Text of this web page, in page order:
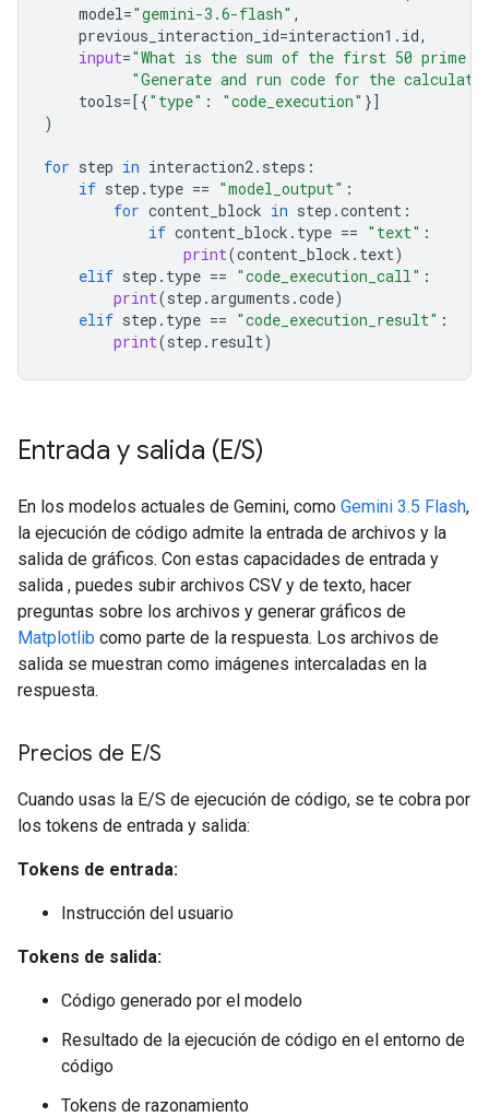
model="gemini-3.6-flash" ,
previous_interaction_id=interaction1 . id,
input="What is the sum of the first 50 prime
"Generate and run code for the
tools=[{"type" : "code_execution" }]
)
for step in interaction2. steps :
if step . type == "model_output" :
for content_block in step .content :
if content_block . type == "text" :
print(content_block . text)
elif step . type == "code_execution_call" :
print(step .arguments .code)
elif step . type == "code_execution_result" :
print(step . result)
Entrada y salida (E/S)
En los modelos actuales de Gemini, como Gemini 3.5 Flash,
la ejecución de código admite la entrada de archivos y la
salida de gráficos. Con estas capacidades de entrada y
salida , puedes subir archivos CSV y de texto, hacer
preguntas sobre los archivos y generar gráficos de
Matplotlib como parte de la respuesta. Los archivos de
salida se muestran como imágenes intercaladas en la
respuesta.
Precios de E/S
Cuando usas la E/S de ejecución de código, se te cobra por
los tokens de entrada y salida:
Tokens de entrada:
Instrucción del usuario
Tokens de salida:
Código generado por el modelo
Resultado de la ejecución de código en el entorno de
código
Tokens de razonamiento